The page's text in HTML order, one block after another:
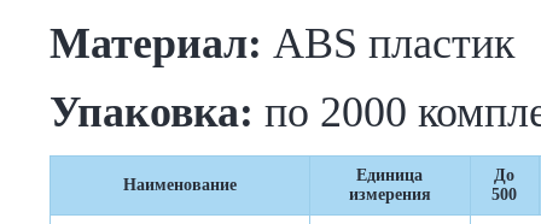
Материал: ABS пластик
Упаковка: по 2000
Наименование
Единица
измерения
До
500